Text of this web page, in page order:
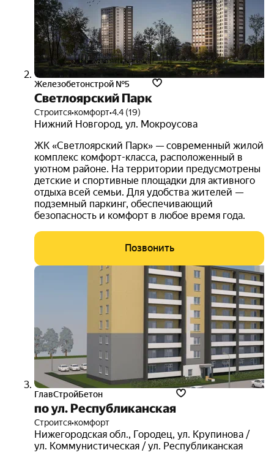
Железобетонстрой №5
Светлоярский Парк
Строится•комфорт•4.4 (19)
Нижний Новгород, ул. Мокроусова
ЖК «Светлоярский Парк» — современный жилой
комплекс комфорт-класса, расположенный в
уютном районе. На территории предусмотрены
детские и спортивные площадки для активного
отдыха всей семьи. Для удобства жителей —
подземный паркинг, обеспечивающий
безопасность и комфорт в любое время года.
Позвонить
ГлавСтройБетон
по ул. Республиканская
Строится•комфорт
Нижегородская обл., Городец, ул. Крупинова /
ул. Коммунистическая / ул. Республиканская